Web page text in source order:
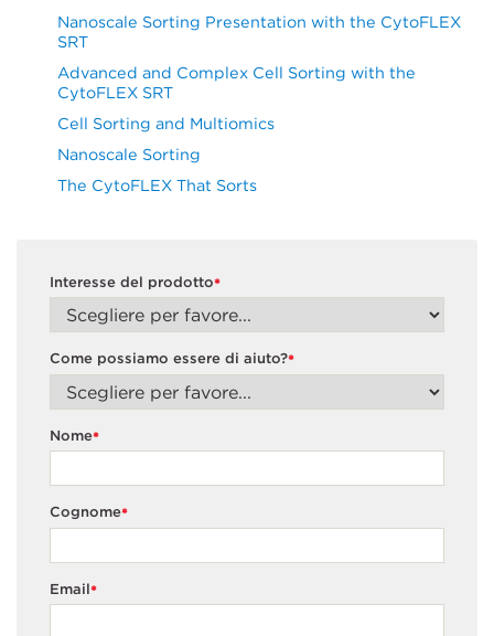
Nanoscale Sorting Presentation with the CytoFLEX
SRT
Advanced and Complex Cell Sorting with the
CytoFLEX SRT
Cell Sorting and Multiomics
Nanoscale Sorting
The CytoFLEX That Sorts
*
Interesse del prodotto
*
Come possiamo essere di aiuto?
*
Nome
*
Cognome
*
Email